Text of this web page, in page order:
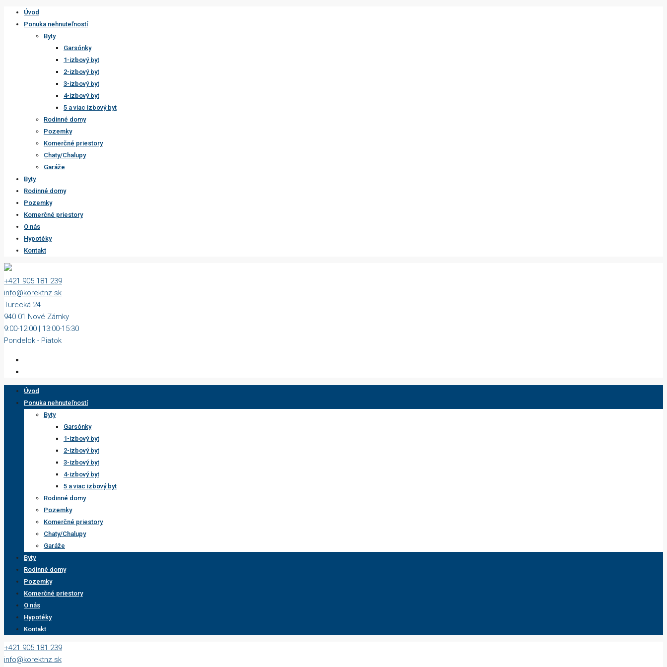
Úvod
Ponuka nehnuteľností
Byty
Garsónky
1-izbový byt
2-izbový byt
3-izbový byt
4-izbový byt
5 a viac izbový byt
Rodinné domy
Pozemky
Komerčné priestory
Chaty/Chalupy
Garáže
Byty
Rodinné domy
Pozemky
Komerčné priestory
O nás
Hypotéky
Kontakt
+421 905 181 239
info@korektnz.sk
Turecká 24
940 01 Nové Zámky
9:00-12:00 | 13:00-15:30
Pondelok - Piatok
Úvod
Ponuka nehnuteľností
Byty
Garsónky
1-izbový byt
2-izbový byt
3-izbový byt
4-izbový byt
5 a viac izbový byt
Rodinné domy
Pozemky
Komerčné priestory
Chaty/Chalupy
Garáže
Byty
Rodinné domy
Pozemky
Komerčné priestory
O nás
Hypotéky
Kontakt
+421 905 181 239
info@korektnz.sk